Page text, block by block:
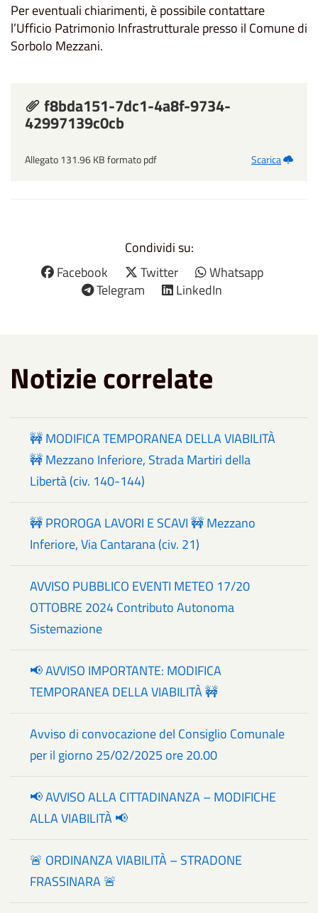
Per eventuali chiarimenti, è possibile contattare
l’Ufficio Patrimonio Infrastrutturale presso il Comune di
Sorbolo Mezzani.
f8bda151-7dc1-4a8f-9734-
42997139c0cb
Allegato 131.96 KB formato pdf Scarica
Condividi su:
Facebook
Twitter
Whatsapp
Telegram
LinkedIn
Notizie correlate
🚧 MODIFICA TEMPORANEA DELLA VIABILITÀ
🚧 Mezzano Inferiore, Strada Martiri della
Libertà (civ. 140-144)
🚧 PROROGA LAVORI E SCAVI 🚧 Mezzano
Inferiore, Via Cantarana (civ. 21)
AVVISO PUBBLICO EVENTI METEO 17/20
OTTOBRE 2024 Contributo Autonoma
Sistemazione
📢 AVVISO IMPORTANTE: MODIFICA
TEMPORANEA DELLA VIABILITÀ 🚧
Avviso di convocazione del Consiglio Comunale
per il giorno 25/02/2025 ore 20.00
📢 AVVISO ALLA CITTADINANZA – MODIFICHE
ALLA VIABILITÀ 📢
🚨 ORDINANZA VIABILITÀ – STRADONE
FRASSINARA 🚨